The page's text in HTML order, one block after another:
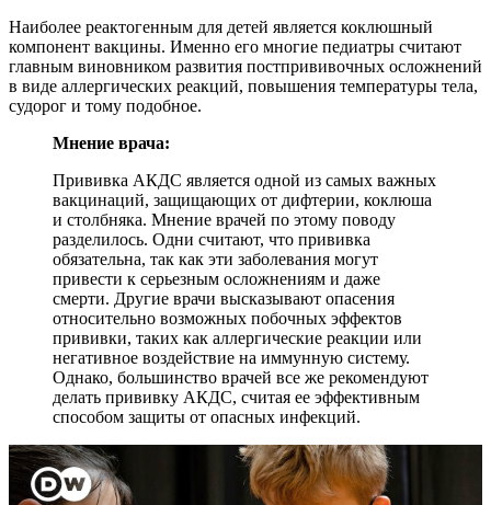
Наиболее реактогенным для детей является коклюшный
компонент вакцины. Именно его многие педиатры считают
главным виновником развития постпрививочных осложнений
в виде аллергических реакций, повышения температуры тела,
судорог и тому подобное.
Мнение врача:
Прививка АКДС является одной из самых важных
вакцинаций, защищающих от дифтерии, коклюша
и столбняка. Мнение врачей по этому поводу
разделилось. Одни считают, что прививка
обязательна, так как эти заболевания могут
привести к серьезным осложнениям и даже
смерти. Другие врачи высказывают опасения
относительно возможных побочных эффектов
прививки, таких как аллергические реакции или
негативное воздействие на иммунную систему.
Однако, большинство врачей все же рекомендуют
делать прививку АКДС, считая ее эффективным
способом защиты от опасных инфекций.